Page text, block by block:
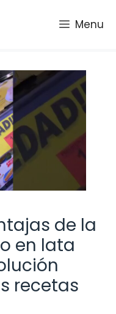
Menu
de la
en lata
recetas